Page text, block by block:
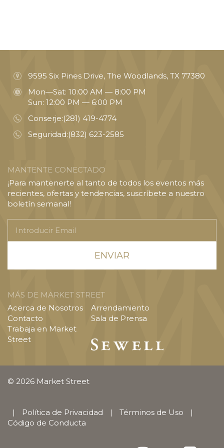
9595 Six Pines Drive, The Woodlands, TX 77380
Mon—Sat: 10:00 AM — 8:00 PM
Sun: 12:00 PM — 6:00 PM
Conserje:(281) 419-4774
Seguridad:(832) 623-2585
MANTENTE CONECTADO
¡Para mantenerte al tanto de todos los eventos más
recientes, ofertas y tendencias, suscríbete a nuestro
boletín semanal!
Email
MÁS DE MARKET STREET
Acerca de Nosotros
Contacto
Trabaja en Market
Street
Arrendamiento
Sala de Prensa
© 2026 Market Street
| Política de Privacidad | Términos de Uso
|
Código de Conducta